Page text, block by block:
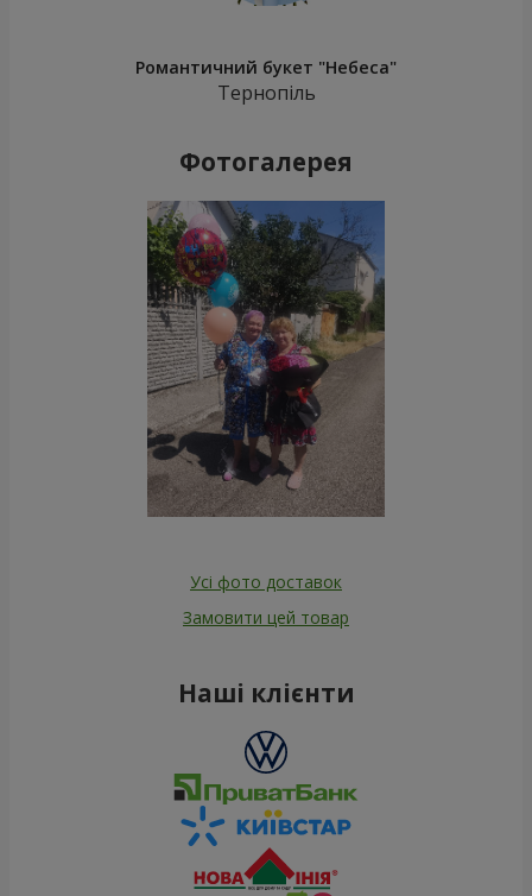
Романтичний букет "Небеса"
Тернопіль
Фотогалерея
Усі фото доставок
Замовити цей товар
Наші клієнти